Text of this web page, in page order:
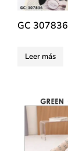
GC 307836
Leer más